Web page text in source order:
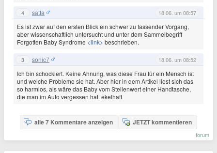
4 satta 18.06. um 08:57
Es ist zwar auf den ersten Blick ein schwer zu fassender Vorgang,
aber wissenschaftlich untersucht und unter dem Sammelbegriff
Forgotten Baby Syndrome <link> beschrieben.
3 sonic7 18.06. um 08:52
Ich bin schockiert. Keine Ahnung, was diese Frau für ein Mensch ist
und welche Probleme sie hat. Aber hier in dem Artikel liest sich das
so harmlos, als wäre das Baby vom Stellenwert einer Handtasche,
die man im Auto vergessen hat. ekelhaft
alle 7 Kommentare anzeigen JETZT kommentieren
forum